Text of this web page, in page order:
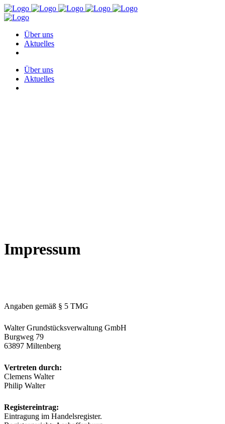
Über uns
Aktuelles
Über uns
Aktuelles
Impressum
Angaben gemäß § 5 TMG
Walter Grundstücksverwaltung GmbH
Burgweg 79
63897 Miltenberg
Vertreten durch:
Clemens Walter
Philip Walter
Registereintrag:
Eintragung im Handelsregister.